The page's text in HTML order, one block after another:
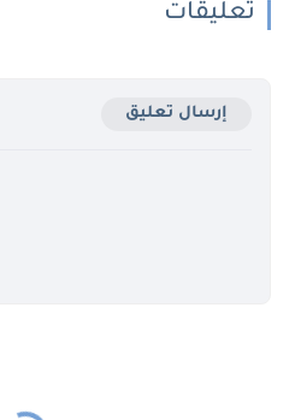
تعليقات
إرسال تعليق